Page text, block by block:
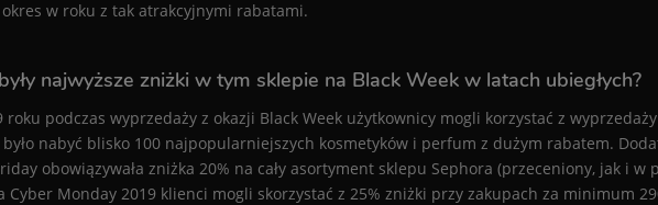
w roku z tak atrakcyjnymi rabatami.
najwyższe zniżki w tym sklepie na Black Week w latach ubiegłych?
roku podczas wyprzedaży z okazji Black Week użytkownicy mogli korzystać z
było nabyć blisko 100 najpopularniejszych kosmetyków i perfum z dużym rabatem.
obowiązywała zniżka 20% na cały asortyment sklepu Sephora (przeceniony, jak i w
Cyber Monday 2019 klienci mogli skorzystać z 25% zniżki przy zakupach za minimum